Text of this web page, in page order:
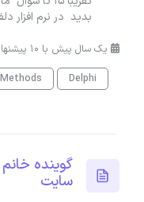
بدید در نرم افزار
یک سال پیش با 10 پیشنهاد رسیده
Delphi
گوینده
سایت